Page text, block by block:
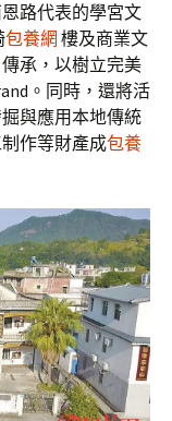
路代表的學宮文
包養網 樓及商業文
承，以樹立完美
。同時，還將活
與應用本地傳統
作等財產成包養